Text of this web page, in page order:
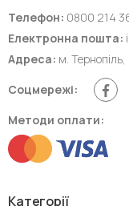
Телефон: 0800 214
Електронна пошта:
Адреса: м.
Соцмережі:
Методи оплати:
Категорії